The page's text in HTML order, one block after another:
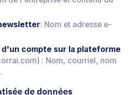
: Nom et adresse e-
compte sur la plateforme
) : Nom, courriel, nom
de données